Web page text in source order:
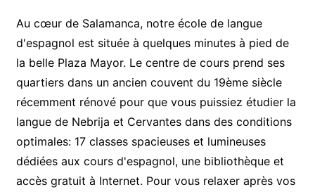
Au cœur de Salamanca, notre école de langue
d'espagnol est située à quelques minutes à pied de
la belle Plaza Mayor. Le centre de cours prend ses
quartiers dans un ancien couvent du 19ème siècle
récemment rénové pour que vous puissiez étudier la
langue de Nebrija et Cervantes dans des conditions
optimales: 17 classes spacieuses et lumineuses
dédiées aux cours d'espagnol, une bibliothèque et
accès gratuit à Internet. Pour vous relaxer après vos